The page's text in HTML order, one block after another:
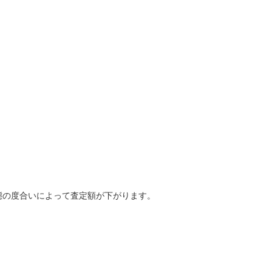
度合いによって査定額が下がります。